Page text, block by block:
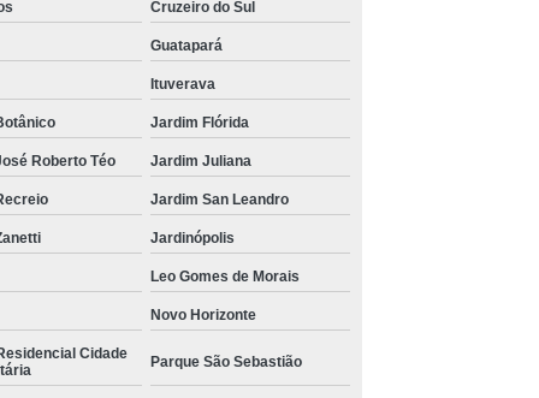
Cruzeiro do Sul
Guatapará
Ituverava
Jardim Flórida
Roberto Téo Jardim Juliana
Jardim San Leandro
Jardinópolis
Leo Gomes de Morais
Novo Horizonte
Cidade
Parque São Sebastião